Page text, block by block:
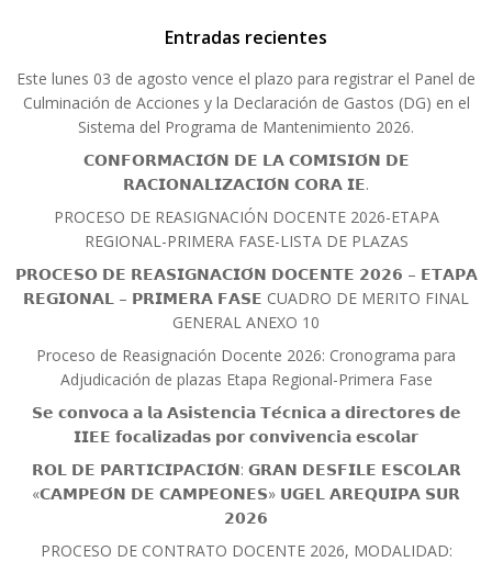
Entradas recientes
Este lunes 03 de agosto vence el plazo para registrar el Panel de
Culminación de Acciones y la Declaración de Gastos (DG) en el
Sistema del Programa de Mantenimiento 2026.
𝗖𝗢𝗡𝗙𝗢𝗥𝗠𝗔𝗖𝗜𝗢́𝗡 𝗗𝗘 𝗟𝗔 𝗖𝗢𝗠𝗜𝗦𝗜𝗢́𝗡 𝗗𝗘
𝗥𝗔𝗖𝗜𝗢𝗡𝗔𝗟𝗜𝗭𝗔𝗖𝗜𝗢́𝗡 𝗖𝗢𝗥𝗔 𝗜𝗘.
PROCESO DE REASIGNACIÓN DOCENTE 2026-ETAPA
REGIONAL-PRIMERA FASE-LISTA DE PLAZAS
𝗣𝗥𝗢𝗖𝗘𝗦𝗢 𝗗𝗘 𝗥𝗘𝗔𝗦𝗜𝗚𝗡𝗔𝗖𝗜𝗢́𝗡 𝗗𝗢𝗖𝗘𝗡𝗧𝗘 𝟮𝟬𝟮𝟲 – 𝗘𝗧𝗔𝗣𝗔
𝗥𝗘𝗚𝗜𝗢𝗡𝗔𝗟 – 𝗣𝗥𝗜𝗠𝗘𝗥𝗔 𝗙𝗔𝗦𝗘 CUADRO DE MERITO FINAL
GENERAL ANEXO 10
Proceso de Reasignación Docente 2026: Cronograma para
Adjudicación de plazas Etapa Regional-Primera Fase
𝗦𝗲 𝗰𝗼𝗻𝘃𝗼𝗰𝗮 𝗮 𝗹𝗮 𝗔𝘀𝗶𝘀𝘁𝗲𝗻𝗰𝗶𝗮 𝗧𝗲́𝗰𝗻𝗶𝗰𝗮 𝗮 𝗱𝗶𝗿𝗲𝗰𝘁𝗼𝗿𝗲𝘀 𝗱𝗲
𝗜𝗜𝗘𝗘 𝗳𝗼𝗰𝗮𝗹𝗶𝘇𝗮𝗱𝗮𝘀 𝗽𝗼𝗿 𝗰𝗼𝗻𝘃𝗶𝘃𝗲𝗻𝗰𝗶𝗮 𝗲𝘀𝗰𝗼𝗹𝗮𝗿
𝗥𝗢𝗟 𝗗𝗘 𝗣𝗔𝗥𝗧𝗜𝗖𝗜𝗣𝗔𝗖𝗜𝗢́𝗡: 𝗚𝗥𝗔𝗡 𝗗𝗘𝗦𝗙𝗜𝗟𝗘 𝗘𝗦𝗖𝗢𝗟𝗔𝗥
«𝗖𝗔𝗠𝗣𝗘𝗢́𝗡 𝗗𝗘 𝗖𝗔𝗠𝗣𝗘𝗢𝗡𝗘𝗦» 𝗨𝗚𝗘𝗟 𝗔𝗥𝗘𝗤𝗨𝗜𝗣𝗔 𝗦𝗨𝗥
𝟮𝟬𝟮𝟲
PROCESO DE CONTRATO DOCENTE 2026, MODALIDAD: